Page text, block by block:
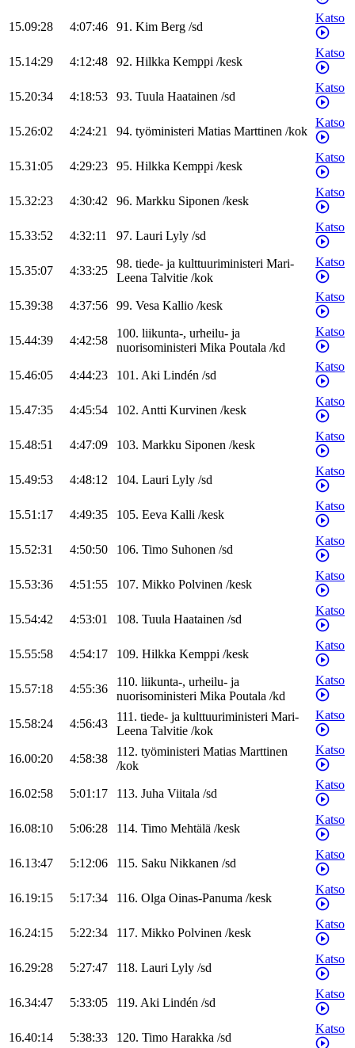
15.09:28 4:07:46 91. Kim Berg /sd
Katso
15.14:29 4:12:48 92. Hilkka Kemppi /kesk
Katso
15.20:34 4:18:53 93. Tuula Haatainen /sd
Katso
15.26:02 4:24:21 94. työministeri Matias Marttinen /kok
Katso
15.31:05 4:29:23 95. Hilkka Kemppi /kesk
Katso
15.32:23 4:30:42 96. Markku Siponen /kesk
Katso
15.33:52 4:32:11 97. Lauri Lyly /sd
Katso
15.35:07 4:33:25
98. tiede- ja kulttuuriministeri Mari-
Leena Talvitie /kok
Katso
15.39:38 4:37:56 99. Vesa Kallio /kesk
Katso
15.44:39 4:42:58
100. liikunta-, urheilu- ja
nuorisoministeri Mika Poutala /kd
Katso
15.46:05 4:44:23 101. Aki Lindén /sd
Katso
15.47:35 4:45:54 102. Antti Kurvinen /kesk
Katso
15.48:51 4:47:09 103. Markku Siponen /kesk
Katso
15.49:53 4:48:12 104. Lauri Lyly /sd
Katso
15.51:17 4:49:35 105. Eeva Kalli /kesk
Katso
15.52:31 4:50:50 106. Timo Suhonen /sd
Katso
15.53:36 4:51:55 107. Mikko Polvinen /kesk
Katso
15.54:42 4:53:01 108. Tuula Haatainen /sd
Katso
15.55:58 4:54:17 109. Hilkka Kemppi /kesk
Katso
15.57:18 4:55:36
110. liikunta-, urheilu- ja
nuorisoministeri Mika Poutala /kd
Katso
15.58:24 4:56:43
111. tiede- ja kulttuuriministeri Mari-
Leena Talvitie /kok
Katso
16.00:20 4:58:38
112. työministeri Matias Marttinen
/kok
Katso
16.02:58 5:01:17 113. Juha Viitala /sd
Katso
16.08:10 5:06:28 114. Timo Mehtälä /kesk
Katso
16.13:47 5:12:06 115. Saku Nikkanen /sd
Katso
16.19:15 5:17:34 116. Olga Oinas-Panuma /kesk
Katso
16.24:15 5:22:34 117. Mikko Polvinen /kesk
Katso
16.29:28 5:27:47 118. Lauri Lyly /sd
Katso
16.34:47 5:33:05 119. Aki Lindén /sd
Katso
16.40:14 5:38:33 120. Timo Harakka /sd
Katso